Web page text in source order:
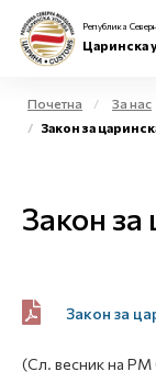
Физички лица
Е-Царина
Република
Царинска
Почетна За нас
Закон за
Закон за
Закон за
(Сл. весник на